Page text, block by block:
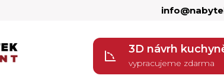
3D návrh
vypracujeme zdarma